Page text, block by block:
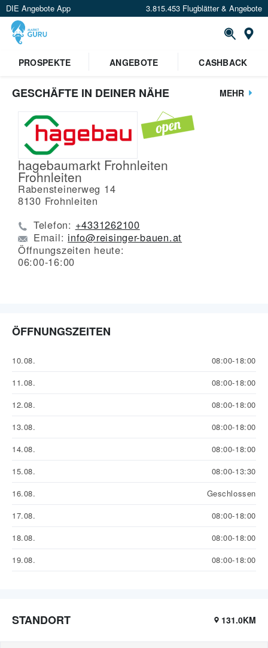
DIE Angebote App 3.815.453 Flugblätter & Angebote
PROSPEKTE
ANGEBOTE CASHBACK
GESCHÄFTE IN DEINER NÄHE MEHR
hagebaumarkt Frohnleiten
Frohnleiten
Rabensteinerweg 14
8130 Frohnleiten
Telefon: +4331262100
Email: info@reisinger-bauen.at
Öffnungszeiten heute:
06:00-16:00
ÖFFNUNGSZEITEN
10.08.
08:00-18:00
11.08.
08:00-18:00
12.08.
08:00-18:00
13.08.
08:00-18:00
14.08.
08:00-18:00
15.08.
08:00-13:30
16.08.
Geschlossen
17.08.
08:00-18:00
18.08.
08:00-18:00
19.08.
08:00-18:00
STANDORT 131.0KM